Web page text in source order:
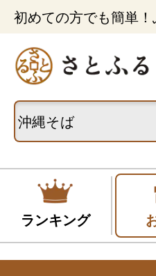
初めての方でも簡単
ランキング